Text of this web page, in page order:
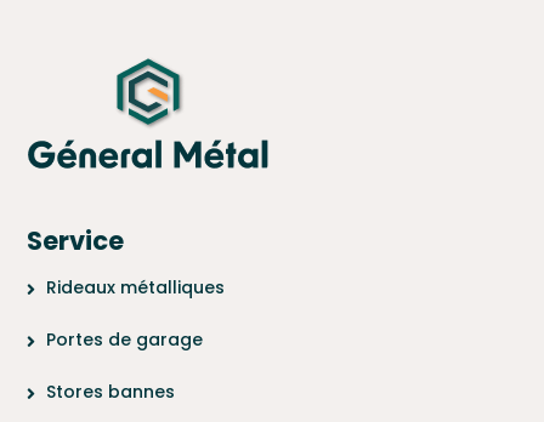
Service
Rideaux métalliques
Portes de garage
Stores bannes